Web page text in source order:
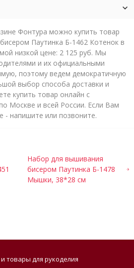
Фонтура можно купить товар
Паутинка Б-1462 Котенок в
низкой цене: 2 125 руб. Мы
и их официальными
поэтому ведем демократичную
выбор способа доставки и
купить товар онлайн с
Москве и всей России. Если Вам
напишите или позвоните.
Набор для вышивания
бисером Паутинка Б-1478
Мышки, 38*28 см
товары для рукоделия